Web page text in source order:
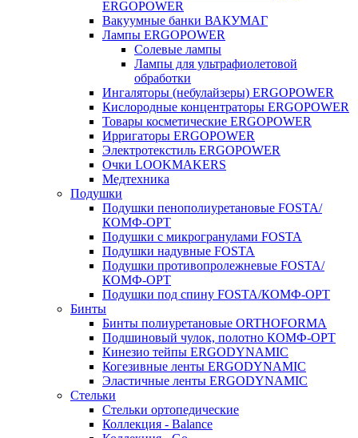
ERGOPOWER
Вакуумные банки ВАКУМАГ
Лампы ERGOPOWER
Солевые лампы
Лампы для ультрафиолетовой
обработки
Ингаляторы (небулайзеры) ERGOPOWER
Кислородные концентраторы ERGOPOWER
Товары косметические ERGOPOWER
Ирригаторы ERGOPOWER
Электротекстиль ERGOPOWER
Очки LOOKMAKERS
Медтехника
Подушки
Подушки пенополиуретановые FOSTA/
КОМФ-ОРТ
Подушки с микрогранулами FOSTA
Подушки надувные FOSTA
Подушки противопролежневые FOSTA/
КОМФ-ОРТ
Подушки под спину FOSTA/КОМФ-ОРТ
Бинты
Бинты полиуретановые ORTHOFORMA
Подшиновый чулок, полотно КОМФ-ОРТ
Кинезио тейпы ERGODYNAMIC
Когезивные ленты ERGODYNAMIC
Эластичные ленты ERGODYNAMIC
Стельки
Стельки ортопедические
Коллекция - Balance